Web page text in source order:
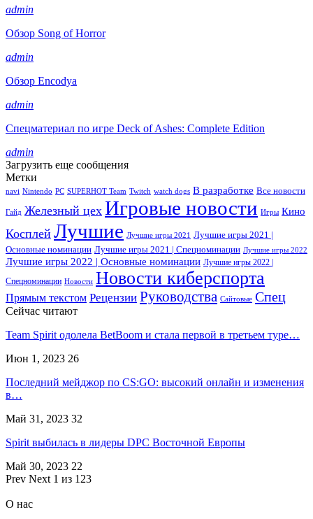
admin
Обзор Song of Horror
admin
Обзор Encodya
admin
Спецматериал по игре Deck of Ashes: Complete Edition
admin
Загрузить еще сообщения
Метки
navi Nintendo PC SUPERHOT Team Twitch watch dogs В разработке Все новости
Гайд Железный цех Игровые новости Игры Кино
Косплей Лучшие Лучшие игры 2021 Лучшие игры 2021 |
Основные номинации Лучшие игры 2021 | Спецноминации Лучшие игры 2022
Лучшие игры 2022 | Основные номинации Лучшие игры 2022 |
Спецноминации Новости Новости киберспорта
Прямым текстом Рецензии Руководства Сайтовые Спец
Сейчас читают
Team Spirit одолела BetBoom и стала первой в третьем туре…
Июн 1, 2023 26
Последний мейджор по CS:GO: высокий онлайн и изменения
в…
Май 31, 2023 32
Spirit выбилась в лидеры DPC Восточной Европы
Май 30, 2023 22
Prev Next 1 из 123
О нас